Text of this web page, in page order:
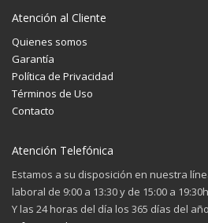
Atención al Cliente
Quienes somos
Garantía
Política de Privacidad
Términos de Uso
Contacto
Atención Telefónica
Estamos a su disposición en nuestra
laboral de 9:00 a 13:30 y de 15:00 a
Y las 24 horas del día los 365 días del